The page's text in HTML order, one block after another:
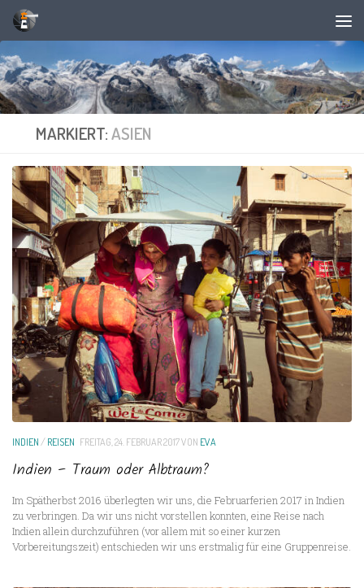
Unter dem Inhalt
MARKIERT:ASIEN
INDIEN /REISEN FREITAG, 24. FEBRUAR 2017VON EVA
Indien – Traum oder Albtraum?
Im Spätherbst 2016 überlegten wir uns, die Februarferien 2017 in Indien
zu verbringen. Da wir uns nicht vorstellen konnten, eine Reise nach
Indien allein durchzuführen (vor allem mit so einer kurzen
Vorbereitungszeit) entschieden wir uns erstmalig für eine Gruppenreise.